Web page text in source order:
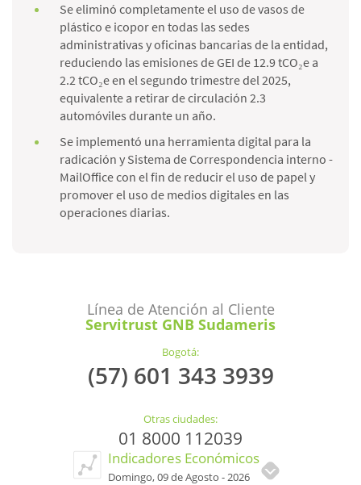
Se eliminó completamente el uso de vasos de
plástico e icopor en todas las sedes
administrativas y oficinas bancarias de la entidad,
reduciendo las emisiones de GEI de 12.9 tCO₂e a
2.2 tCO₂e en el segundo trimestre del 2025,
equivalente a retirar de circulación 2.3
automóviles durante un año.
Se implementó una herramienta digital para la
radicación y Sistema de Correspondencia interno -
MailOffice con el fin de reducir el uso de papel y
promover el uso de medios digitales en las
operaciones diarias.
Línea de Atención al Cliente
Servitrust GNB Sudameris
Bogotá:
(57) 601 343 3939
Otras ciudades:
01 8000 112039
Indicadores Económicos
Domingo, 09 de Agosto - 2026